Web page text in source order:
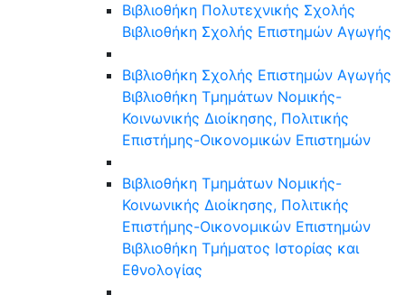
Βιβλιοθήκη Πολυτεχνικής Σχολής
Βιβλιοθήκη Σχολής Επιστημών Αγωγής
Βιβλιοθήκη Σχολής Επιστημών Αγωγής
Βιβλιοθήκη Τμημάτων Νομικής-
Κοινωνικής Διοίκησης, Πολιτικής
Επιστήμης-Οικονομικών Επιστημών
Βιβλιοθήκη Τμημάτων Νομικής-
Κοινωνικής Διοίκησης, Πολιτικής
Επιστήμης-Οικονομικών Επιστημών
Βιβλιοθήκη Τμήματος Ιστορίας και
Εθνολογίας